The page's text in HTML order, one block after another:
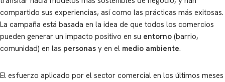
compartido sus experiencias, así como las prácticas más exitosas.
La campaña está basada en la idea de que todos los comercios
pueden generar un impacto positivo en su entorno (barrio,
comunidad) en las personas y en el medio ambiente.
El esfuerzo aplicado por el sector comercial en los últimos meses